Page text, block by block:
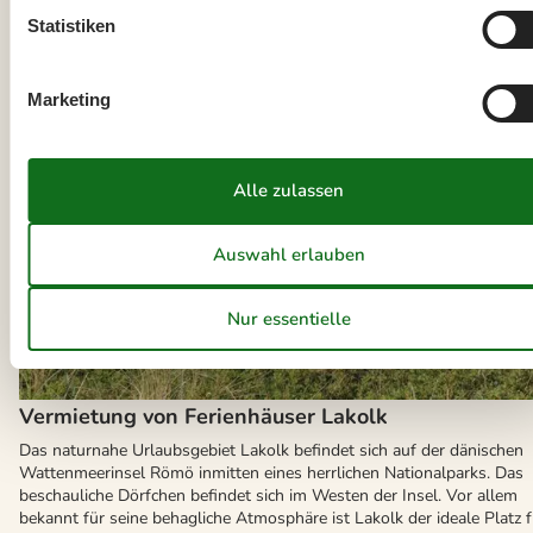
Vermietung von Ferienhäuser Lakolk
Das naturnahe Urlaubsgebiet Lakolk befindet sich auf der dänischen
Wattenmeerinsel Römö inmitten eines herrlichen Nationalparks. Das
beschauliche Dörfchen befindet sich im Westen der Insel. Vor allem
bekannt für seine behagliche Atmosphäre ist Lakolk der ideale Platz
Statistiken
Marketing